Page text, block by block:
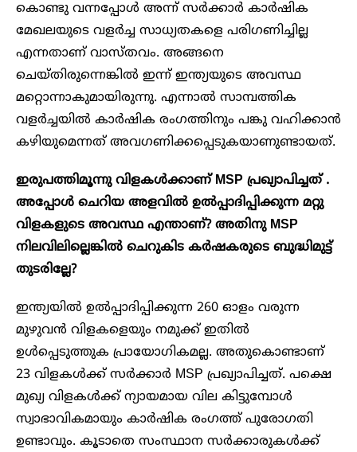
കൊണ്ടു വന്നപ്പോൾ അന്ന് സർക്കാർ കാർഷിക
മേഖലയുടെ വളർച്ച സാധ്യതകളെ പരിഗണിച്ചില്ല
എന്നതാണ് വാസ്തവം. അങ്ങനെ
ചെയ്തിരുന്നെങ്കിൽ ഇന്ന് ഇന്ത്യയുടെ അവസ്ഥ
മറ്റൊന്നാകുമായിരുന്നു. എന്നാൽ സാമ്പത്തിക
വളർച്ചയിൽ കാർഷിക രംഗത്തിനും പങ്കു വഹിക്കാൻ
കഴിയുമെന്നത് അവഗണിക്കപ്പെടുകയാണുണ്ടായത്.
ഇരുപത്തിമൂന്നു വിളകൾക്കാണ് MSP പ്രഖ്യാപിച്ചത് .
അപ്പോൾ ചെറിയ അളവിൽ ഉൽപ്പാദിപ്പിക്കുന്ന മറ്റു
വിളകളുടെ അവസ്ഥ എന്താണ്? അതിനു MSP
നിലവിലില്ലെങ്കിൽ ചെറുകിട കർഷകരുടെ ബുദ്ധിമുട്ട്
തുടരില്ലേ?
ഇന്ത്യയിൽ ഉൽപ്പാദിപ്പിക്കുന്ന 260 ഓളം വരുന്ന
മുഴുവൻ വിളകളെയും നമുക്ക് ഇതിൽ
ഉൾപ്പെടുത്തുക പ്രായോഗികമല്ല. അതുകൊണ്ടാണ്
23 വിളകൾക്ക് സർക്കാർ MSP പ്രഖ്യാപിച്ചത്. പക്ഷെ
മുഖ്യ വിളകൾക്ക് ന്യായമായ വില കിട്ടുമ്പോൾ
സ്വാഭാവികമായും കാർഷിക രംഗത്ത് പുരോഗതി
ഉണ്ടാവും. കൂടാതെ സംസ്ഥാന സർക്കാരുകൾക്ക്